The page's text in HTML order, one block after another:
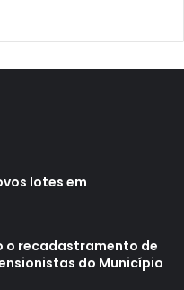
lotes em
o recadastramento de
do Município